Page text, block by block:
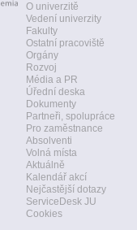
O univerzitě
Vedení univerzity
Fakulty
Ostatní pracoviště
Orgány
Rozvoj
Média a PR
Úřední deska
Dokumenty
Partneři, spolupráce
Pro zaměstnance
Absolventi
Volná místa
Aktuálně
Kalendář akcí
Nejčastější dotazy
ServiceDesk JU
Cookies